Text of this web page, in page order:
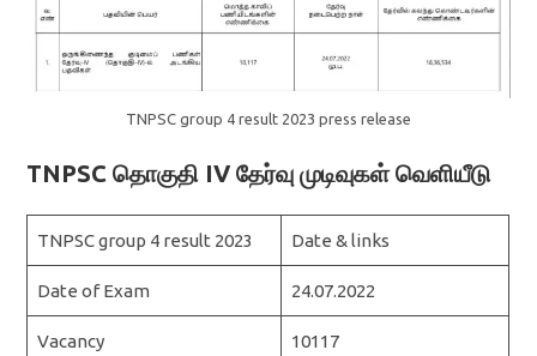
TNPSC group 4 result 2023 press release
TNPSC தொகுதி IV தேர்வு முடிவுகள் வெளியீடு
TNPSC group 4 result 2023 Date & links
Date of Exam 24.07.2022
Vacancy 10117